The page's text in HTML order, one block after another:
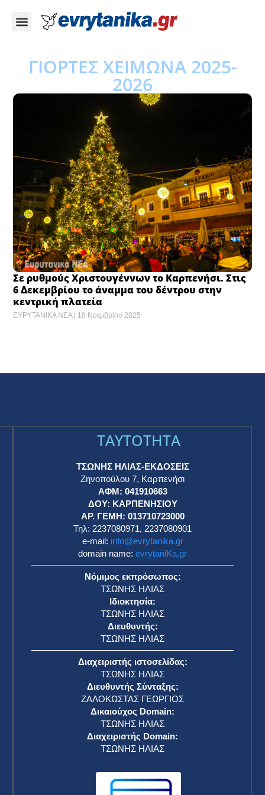
ΓΙΟΡΤΕΣ ΧΕΙΜΩΝΑ 2025-
2026
Σε ρυθμούς Χριστουγέννων το Καρπενήσι. Στις
6 Δεκεμβρίου το άναμμα του δέντρου στην
κεντρική πλατεία
ΕΥΡΥΤΑΝΙΚΑ ΝΕΑ 18 Νοεμβρίου 2025
TAYTOTHTA
ΤΣΩΝΗΣ ΗΛΙΑΣ-ΕΚΔΟΣΕΙΣ
Ζηνοπούλου 7, Καρπενήσι
ΑΦΜ: 041910663
ΔΟΥ: ΚΑΡΠΕΝΗΣΙΟΥ
ΑΡ. ΓΕΜΗ: 013710723000
Τηλ: 2237080971, 2237080901
e-mail: info@evrytanika.gr
domain name: evrytaniKa.gr
Νόμιμος εκπρόσωπος:
ΤΣΩΝΗΣ ΗΛΙΑΣ
Ιδιοκτησία:
ΤΣΩΝΗΣ ΗΛΙΑΣ
Διευθυντής:
ΤΣΩΝΗΣ ΗΛΙΑΣ
Διαχειριστής ιστοσελίδας:
ΤΣΩΝΗΣ ΗΛΙΑΣ
Διευθυντής Σύνταξης:
ΖΑΛΟΚΩΣΤΑΣ ΓΕΩΡΓΙΟΣ
Δικαιούχος Domain:
ΤΣΩΝΗΣ ΗΛΙΑΣ
Διαχειριστής Domain:
ΤΣΩΝΗΣ ΗΛΙΑΣ